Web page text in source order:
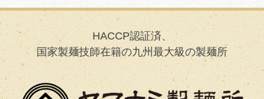
HACCP認証済、
国家製麺技師在籍の九州最大級の製麺所